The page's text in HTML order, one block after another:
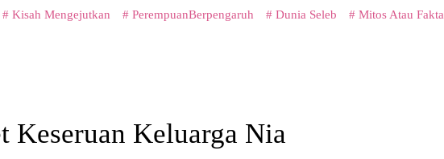
# Kisah Mengejutkan # PerempuanBerpengaruh # Dunia Seleb # Mitos Atau Fakta
Keseruan Keluarga Nia